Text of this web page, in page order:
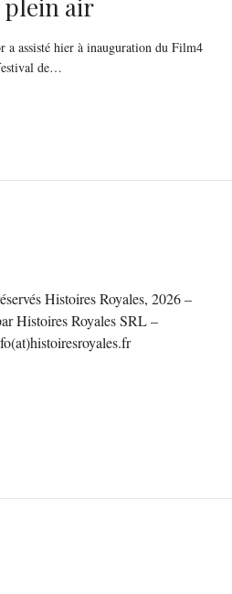
plein air
a assisté hier à inauguration du Film4
de…
Histoires Royales, 2026 –
Histoires Royales SRL –